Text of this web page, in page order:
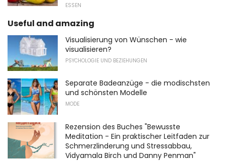
ESSEN
Useful and amazing
Visualisierung von Wünschen - wie
visualisieren?
PSYCHOLOGIE UND BEZIEHUNGEN
Separate Badeanzüge - die modischsten
und schönsten Modelle
MODE
Rezension des Buches "Bewusste
Meditation - Ein praktischer Leitfaden zur
Schmerzlinderung und Stressabbau,
Vidyamala Birch und Danny Penman"